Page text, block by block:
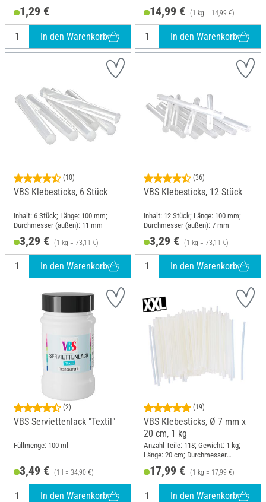
Stärke: 2 mm; Material: Kunststoff
1,29 €
In den Warenkorb
(außen): 7 mm
14,99 € (1 kg = 14,99 €)
In den Warenkorb
(10)
VBS Klebesticks, 6 Stück
Inhalt: 6 Stück; Länge: 100 mm;
Durchmesser (außen): 11 mm
3,29 € (1 kg = 73,11 €)
In den Warenkorb
(36)
VBS Klebesticks, 12 Stück
Inhalt: 12 Stück; Länge: 100 mm;
Durchmesser (außen): 7 mm
3,29 € (1 kg = 73,11 €)
In den Warenkorb
(2)
VBS Serviettenlack "Textil"
Füllmenge: 100 ml
3,49 € (1 l = 34,90 €)
In den Warenkorb
(19)
VBS Klebesticks, Ø 7 mm x
20 cm, 1 kg
Anzahl Teile: 118; Gewicht: 1 kg;
Länge: 20 cm; Durchmesser
17,99 € (1 kg = 17,99 €)
In den Warenkorb